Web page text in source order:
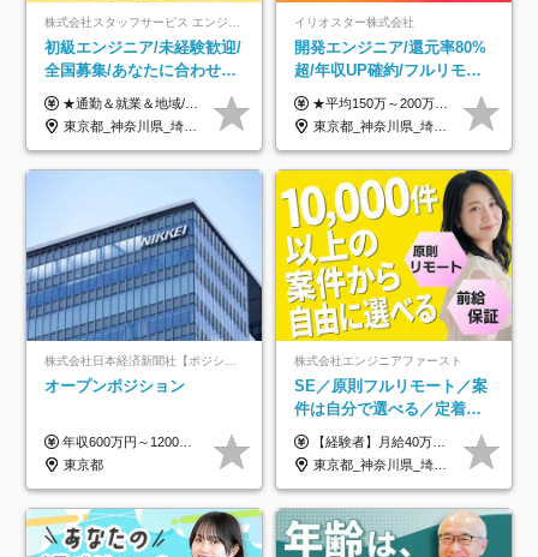
株式会社スタッフサービス エンジニアリング事業本部
初級エンジニア/未経験歓迎/
全国募集/あなたに合わせた
オリジナル研修をご用
意/AI・IoT/残業平均8時間
★通勤＆就業＆地域/住宅＆役職手当あり ★残業代は全額支給 ★選べる給与制度あり！ ■東京・神奈川・千葉・埼玉勤務の場合 月給24.5万円～55万円＋諸手当 （残業代は全額支給） (20,000円の地域/住宅手当込み) ■愛知・京都・大阪・兵庫勤務の場合 月給24万円以上＋諸手当 （残業代は全額支給） (15,000円の地域/住宅手当込み) ■茨城・栃木・群馬・静岡・三重・滋賀・広島・福岡勤務の場合 月給23.5万円以上＋諸手当 （残業代は全額支給） (10,000円の地域/住宅手当込み) ■北海道・宮城・山梨・長野・岐阜・奈良・和歌山・岡山勤務の場合 月給23万円以上＋諸手当 （残業代は全額支給） (5,000円の地域/住宅手当込み) ■その他のエリア勤務の場合 月給22.5万円以上＋諸手当 （残業代は全額支給） ※経験や能力を考慮し、当社規定により優遇します 【昇給：年一回実施】 【選べる給与制度】 ★収入を重視する方に… 「変動型人事制度」の選択も可能（派遣先からの評価に応じて収入アップ！） ※年2回のタイミングで希望者と面談の上決定します。
東京都_神奈川県_埼玉県_千葉県_大阪府_愛知県_北海道_岩手県_宮城県_山形県_福島県_茨城県_栃木県_群馬県_山梨県_長野県_富山県_石川県_静岡県_岐阜県_三重県_兵庫県_京都府_滋賀県_奈良県_広島県_岡山県_山口県_愛媛県_福岡県_熊本県_長崎県
イリオスター株式会社
開発エンジニア/還元率80%
超/年収UP確約/フルリモ
OK/年休130日/平均残業7h/
約2万件の案件から選択
★平均150万～200万円年収UPを実現！ ★前職給与を100％保証！ ★案件内容の開示・明確な評価体制あり ⇒クライアント評価で即昇給を実現したケースも◎ ★年12回（毎月昇給チャンスあり） ■月給35万円～103万円 ※経験・能力・前職給与を考慮し、決定 ※上記給与には月30時間分(6万6500円以上)の固定残業代が含まれます。超過分は手当として別途支給します ※試用期間3ヶ月あり(期間中の給与・待遇面に差異はありません) ▼収入アップの実例をご紹介 ───────────── ★働き方改革をした30代男性（PG） 子どもが生まれたばかりなのに、忙しい現場で残業も月50～60時間が当たり前。 ⇒残業ほぼゼロ＆週3リモートの働き方に！しかも給与もアップ！ ★収入アップした30代男性（PM） 子供が3人いて家計も苦しく、残業代で稼ぐ日々… ⇒残業をたくさんしていた年収額より、100万円以上アップしました！
東京都_神奈川県_埼玉県_千葉県_大阪府_愛知県_北海道_青森県_岩手県_宮城県_秋田県_山形県_福島県_茨城県_栃木県_群馬県_新潟県_山梨県_長野県_富山県_石川県_福井県_静岡県_岐阜県_三重県_兵庫県_京都府_滋賀県_奈良県_和歌山県_広島県_岡山県_鳥取県_島根県_山口県_徳島県_香川県_愛媛県_高知県_福岡県_熊本県_佐賀県_長崎県_大分県_宮崎県_鹿児島県_沖縄県
株式会社日本経済新聞社【ポジションマッチ登録】
オープンポジション
年収600万円～1200万円 ※上記年収は、想定年収です。住居費補助、子手当などの各種手当を含む金額です。 ※経験・能力等を考慮の上、当社規定により決定します。
東京都
株式会社エンジニアファースト
SE／原則フルリモート／案
件は自分で選べる／定着率
93%／20～30代活躍中！
【経験者】月給40万円～120万円(固定残業代含む)+各種手当 ★前職給与の総収入額を100％保証｜還元率84％〜100％ ★20代の平均年収570万円 ※月給には、みなし残業手当(月30時間／5万8000円以上)を含みます 超過分は別途追加支給 ※固定残業代は、時間外労働の有無に関わらず30時間分を、月5万8000円~15万7000円支給 ※上記を超える時間外労働分は追加で支給 【未経験者】月給21万円以上＋各種手当 固定残業なし(残業代発生分全額支給) ※6ヶ月の試用期間あり（※条件に変動なし） ▼単価連動性×還元率は84％～100％で収入の大幅UPが可能！ ・案件単価が月50万円の場合：年収417万円 ・案件単価が月70万円の場合：年収584万円 ・案件単価が月100万円の場合：年収834万円 ＜モデル年収＞ ▼400万円～500万円(入社初年度) ▼542万円～626万円(入社2年) ▼667万円～700万円(入社3年） ▼709万円～801万円(入社5年）
東京都_神奈川県_埼玉県_千葉県_大阪府_愛知県_北海道_青森県_岩手県_宮城県_秋田県_山形県_福島県_茨城県_栃木県_群馬県_新潟県_山梨県_長野県_富山県_石川県_福井県_静岡県_岐阜県_三重県_兵庫県_京都府_滋賀県_奈良県_和歌山県_広島県_岡山県_鳥取県_島根県_山口県_徳島県_香川県_愛媛県_高知県_福岡県_熊本県_佐賀県_長崎県_大分県_宮崎県_鹿児島県_沖縄県